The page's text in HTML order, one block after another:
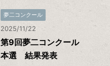
夢二コンクール
2025/11/22
第9回夢二コンクール
本選 結果発表